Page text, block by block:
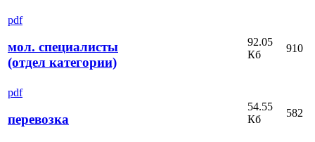
pdf
мол. специалисты
(отдел категории)
92.05
Кб
910
pdf
перевозка
54.55
Кб
582